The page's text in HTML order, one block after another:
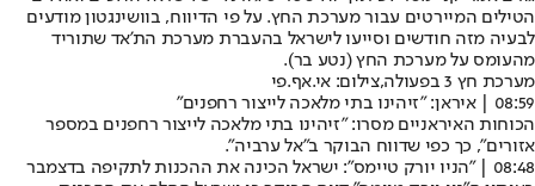
הטילים המיירטים עבור מערכת החץ. על פי הדיווח, בוושינגטון מודעים
לבעיה מזה חודשים וסייעו לישראל בהעברת מערכת הת'אד שתוריד
מהעומס על מערכת החץ (נטע בר).
מערכת חץ 3 בפעולה,צילום: אי.אף.פי
08:59 | איראן: "זיהינו בתי מלאכה לייצור רחפנים"
הכוחות האיראניים מסרו: "זיהינו בתי מלאכה לייצור רחפנים במספר
אזורים", כך כפי שדווח הבוקר ב"אל ערביה".
08:48 | "הניו יורק טיימס": ישראל הכינה את ההכנות לתקיפה בדצמבר